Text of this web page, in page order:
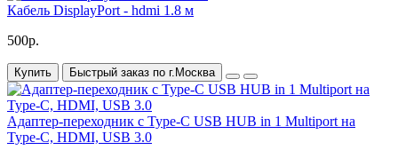
Кабель DisplayPort - hdmi 1.8 м
500р.
Купить Быстрый заказ по г.Москва
Адаптер-переходник с Type-C USB HUB in 1 Multiport на
Type-C, HDMI, USB 3.0